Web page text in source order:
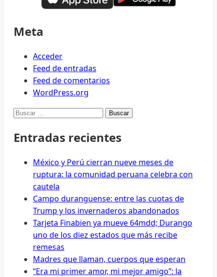
Meta
Acceder
Feed de entradas
Feed de comentarios
WordPress.org
Buscar:
Entradas recientes
México y Perú cierran nueve meses de
ruptura: la comunidad peruana celebra con
cautela
Campo duranguense: entre las cuotas de
Trump y los invernaderos abandonados
Tarjeta Finabien ya mueve 64mdd; Durango
uno de los diez estados que más recibe
remesas
Madres que llaman, cuerpos que esperan
“Era mi primer amor, mi mejor amigo”: la